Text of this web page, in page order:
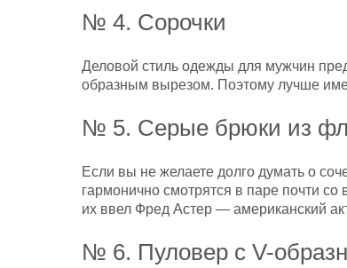
№ 4. Сорочки
Деловой стиль одежды для мужчин
образным вырезом. Поэтому лучше
№ 5. Серые брюки из
Если вы не желаете долго думать о
гармонично смотрятся в паре почти
их ввел Фред Астер — американский
№ 6. Пуловер с V-